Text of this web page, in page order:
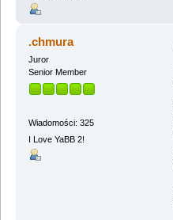
.chmura
Juror
Senior Member
Wiadomości: 325
I Love YaBB 2!